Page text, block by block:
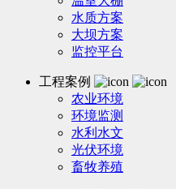
水质方案
大坝方案
监控平台
工程案例
农业环境
环境监测
水利水文
光伏环境
畜牧养殖